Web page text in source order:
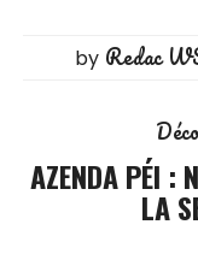
by Redac
AZENDA PÉI :
LA